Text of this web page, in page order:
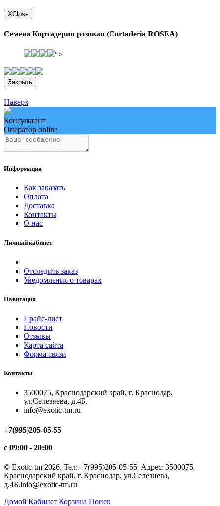
XClose
Семена Кортадерия розовая (Cortaderia ROSEA)
">
Закрыть
Наверх
Консультант
Оператор online
Информация
Как заказать
Оплата
Доставка
Контакты
О нас
Личный кабинет
Отследить заказ
Уведомления о товарах
Навигация
Прайс-лист
Новости
Отзывы
Карта сайта
Форма связи
Контакты
3500075, Краснодарский край, г. Краснодар,
ул.Селезнева, д.4Б.
info@exotic-tm.ru
+7(995)205-05-55
с 09:00 - 20:00
© Exotic-tm 2026, Тел: +7(995)205-05-55, Адрес: 3500075,
Краснодарский край, г. Краснодар, ул.Селезнева,
д.4Б.info@exotic-tm.ru
Домой Кабинет Корзина Поиск